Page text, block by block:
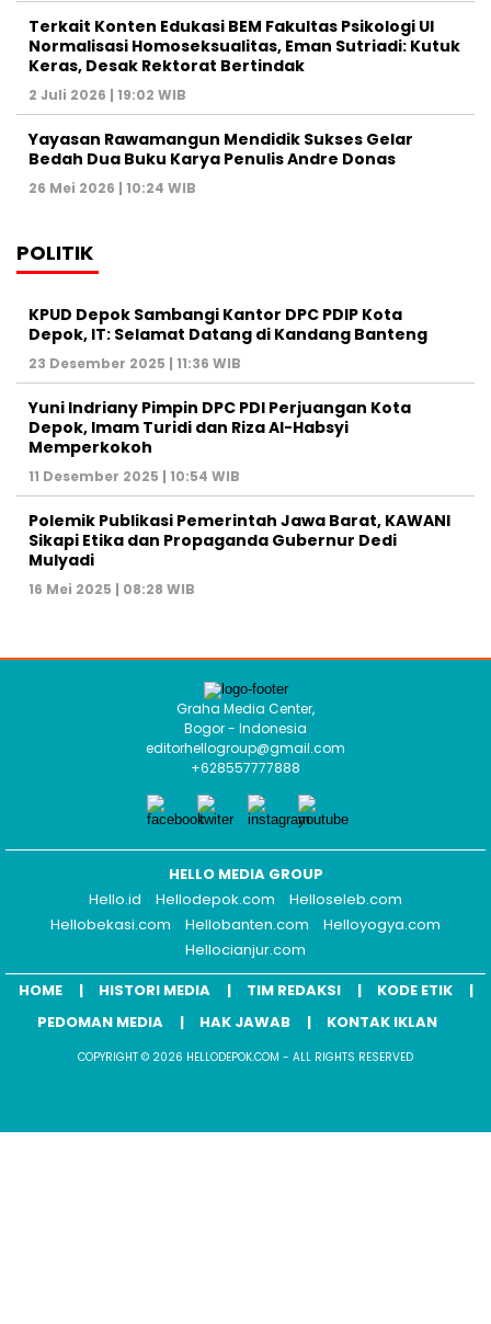
Terkait Konten Edukasi BEM Fakultas Psikologi UI
Normalisasi Homoseksualitas, Eman Sutriadi: Kutuk
Keras, Desak Rektorat Bertindak
2 Juli 2026 | 19:02 WIB
Yayasan Rawamangun Mendidik Sukses Gelar
Bedah Dua Buku Karya Penulis Andre Donas
26 Mei 2026 | 10:24 WIB
POLITIK
KPUD Depok Sambangi Kantor DPC PDIP Kota
Depok, IT: Selamat Datang di Kandang Banteng
23 Desember 2025 | 11:36 WIB
Yuni Indriany Pimpin DPC PDI Perjuangan Kota
Depok, Imam Turidi dan Riza Al-Habsyi
Memperkokoh
11 Desember 2025 | 10:54 WIB
Polemik Publikasi Pemerintah Jawa Barat, KAWANI
Sikapi Etika dan Propaganda Gubernur Dedi
Mulyadi
16 Mei 2025 | 08:28 WIB
Graha Media Center,
Bogor - Indonesia
editorhellogroup@gmail.com
+628557777888
HELLO MEDIA GROUP
Hello.id
Hellodepok.com
Helloseleb.com
Hellobekasi.com
Hellobanten.com
Helloyogya.com
Hellocianjur.com
HOME
HISTORI MEDIA TIM REDAKSI
KODE ETIK
PEDOMAN MEDIA
HAK JAWAB KONTAK IKLAN
COPYRIGHT © 2026 HELLODEPOK.COM - ALL RIGHTS RESERVED